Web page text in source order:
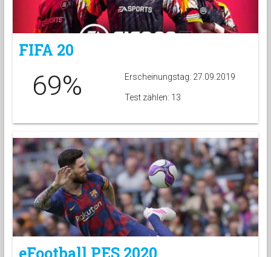
FIFA 20
69% Erscheinungstag: 27.09.2019
Test zählen: 13
eFootball PES 2020